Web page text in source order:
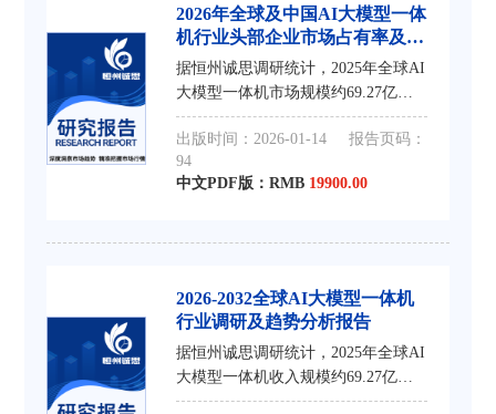
2026年全球及中国AI大模型一体
机行业头部企业市场占有率及排
名调研报告
据恒州诚思调研统计，2025年全球AI
大模型一体机市场规模约69.27亿
元，预计未来将持续保持平稳增长的
态势，到2032年市场规模将接近
309.1亿元，未来六年CAGR为
23.1%。 AI大模型一体机
出版时间：2026-01-14
报告页码：
94
中文PDF版：RMB 19900.00
2026-2032全球AI大模型一体机
行业调研及趋势分析报告
据恒州诚思调研统计，2025年全球AI
大模型一体机收入规模约69.27亿
元，到2032年收入规模将接近309.1